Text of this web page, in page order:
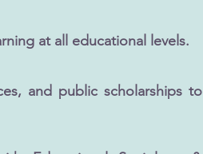
at all educational levels.
and public scholarships to